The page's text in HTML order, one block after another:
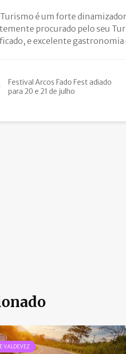
Turismo é um forte
procurado pelo seu
e excelente gastronomia
Festival Arcos Fado Fest adiado
para 20 e 21 de julho
VALDEVEZ